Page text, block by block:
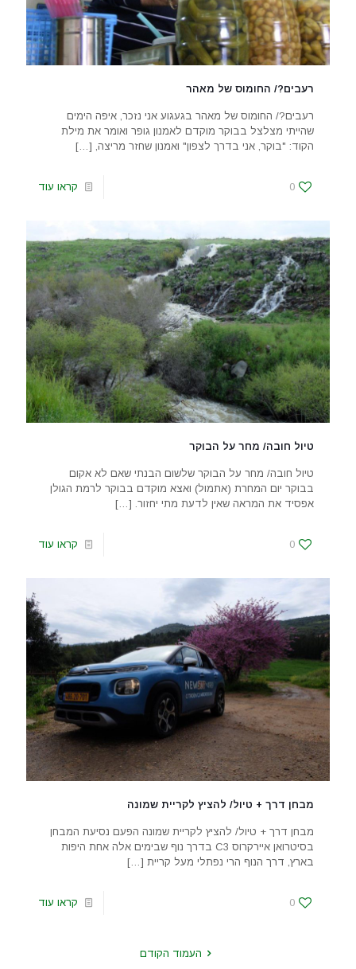
רעבים?/ החומוס של מאהר
רעבים?/ החומוס של מאהר בגעגוע אני נזכר, איפה הימים
שהייתי מצלצל בבוקר מוקדם לאמנון גופר ואומר את מילת
הקוד: "בוקר, אני בדרך לצפון" ואמנון שחזר מריצה, […]
0 קראו עוד
טיול חובה/ מחר על הבוקר
טיול חובה/ מחר על הבוקר שלשום הבנתי שאם לא אקום
בבוקר יום המחרת (אתמול) ואצא מוקדם בבוקר לרמת הגולן
אפסיד את המראה שאין לדעת מתי יחזור. […]
0 קראו עוד
מבחן דרך + טיול/ להציץ לקריית שמונה
מבחן דרך + טיול/ להציץ לקריית שמונה הפעם נסיעת המבחן
בסיטרואן איירקרוס C3 בדרך נוף שבימים אלה אחת היפות
בארץ, דרך הנוף הרי נפתלי מעל קריית […]
0 קראו עוד
העמוד הקודם